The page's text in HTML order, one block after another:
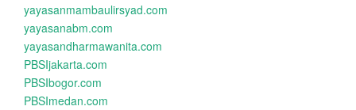
yayasanmambaulirsyad.com
yayasanabm.com
yayasandharmawanita.com
PBSIjakarta.com
PBSIbogor.com
PBSImedan.com